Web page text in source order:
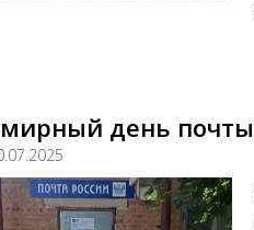
день почты